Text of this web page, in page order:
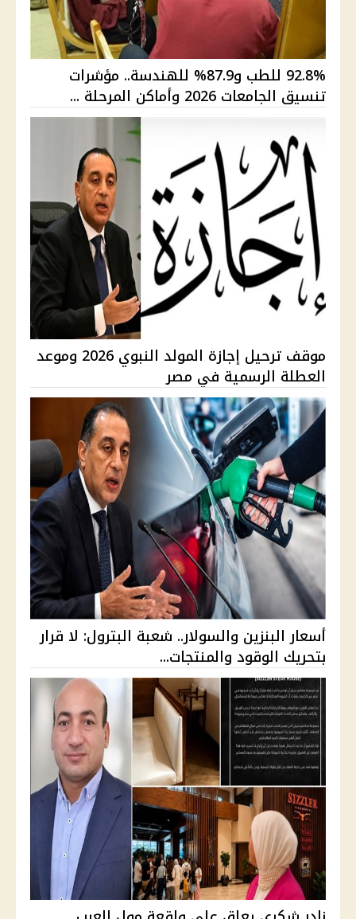
92.8% للطب و87.9% للهندسة.. مؤشرات
تنسيق الجامعات 2026 وأماكن المرحلة ...
موقف ترحيل إجازة المولد النبوي 2026 وموعد
العطلة الرسمية في مصر
أسعار البنزين والسولار.. شعبة البترول: لا قرار
بتحريك الوقود والمنتجات...